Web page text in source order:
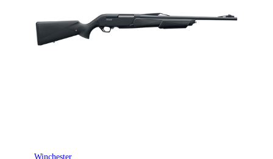
Winchester